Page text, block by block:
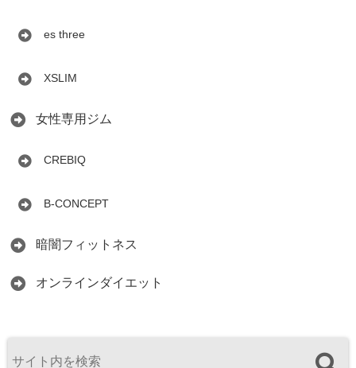
es three
XSLIM
女性専用ジム
CREBIQ
B-CONCEPT
暗闇フィットネス
オンラインダイエット